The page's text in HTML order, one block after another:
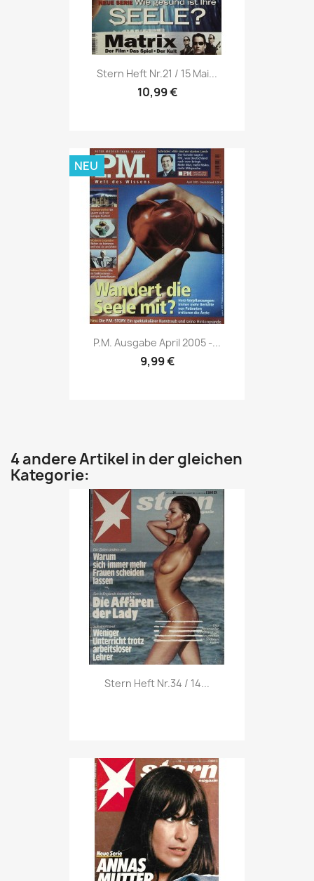
Vorschau
Stern Heft Nr.21 / 15 Mai...
10,99 €
Vorschau
P.M. Ausgabe April 2005 -...
9,99 €
NEU
4 andere Artikel in der gleichen
Kategorie:
Vorschau
Stern Heft Nr.34 / 14...